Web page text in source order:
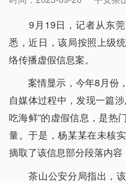
9月19日，记者从东莞
悉，近日，该局按照上级
络传播虚假信息案。
案情显示，今年8月份
自媒体过程中，发现一篇
吃海鲜”的虚假信息，是热
量。于是，杨某某在未核
摘取了该信息部分段落内容
茶山公安分局指出，该